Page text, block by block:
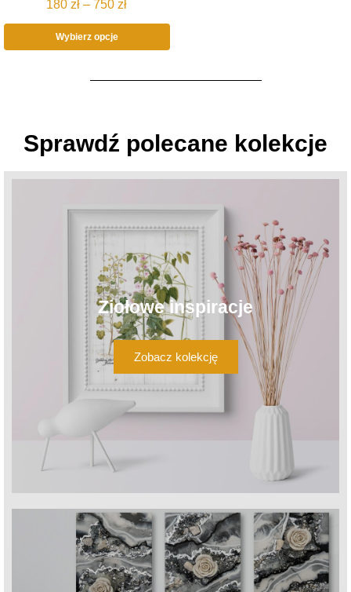
180zł – 750zł
Wybierz opcje
Sprawdź polecane kolekcje
Ziołowe inspiracje
Zobacz kolekcję